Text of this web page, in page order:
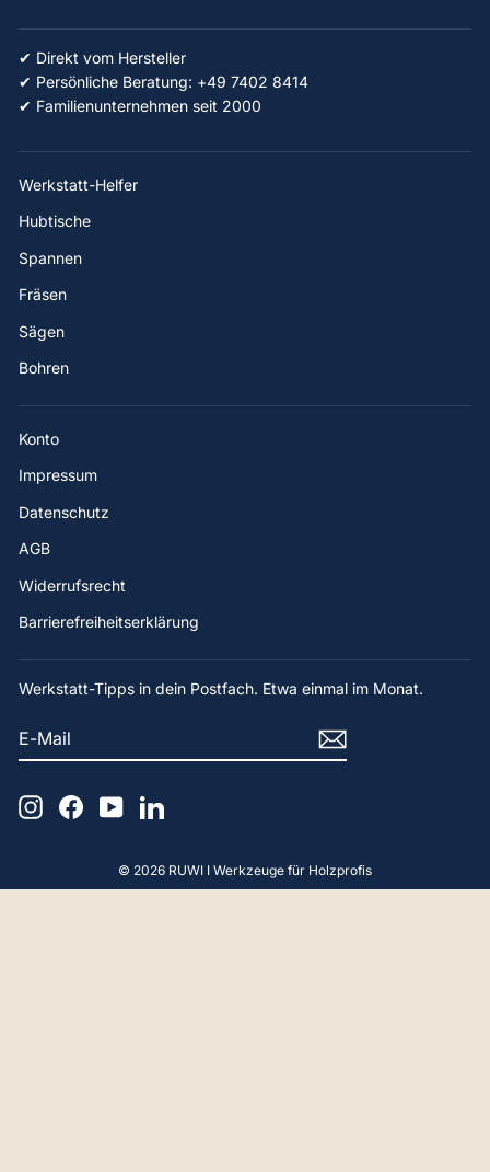
✔ Direkt vom Hersteller
✔ Persönliche Beratung: +49 7402 8414
✔ Familienunternehmen seit 2000
Werkstatt-Helfer
Hubtische
Spannen
Fräsen
Sägen
Bohren
Konto
Impressum
Datenschutz
AGB
Widerrufsrecht
Barrierefreiheitserklärung
Werkstatt-Tipps in dein Postfach. Etwa einmal im Monat.
MAIL
InstagramFacebook
YouTubeLinkedIn
© 2026 RUWI I Werkzeuge für Holzprofis